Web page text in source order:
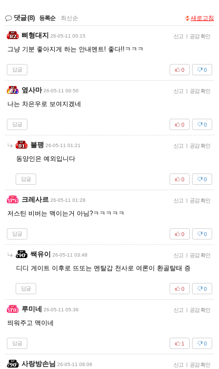
댓글(8) 등록순 최신순 새로고침
삐형대지 26-05-11 00:15 신고 | 공감 확인
그냥 기분 좋아지게 하는 안내멘트! 좋다!!ㅋㅋㅋ
답글 0
0
옆사마 26-05-11 00:50 신고 | 공감 확인
나는 차은우로 보여지겠네
답글 0
0
블팽 26-05-11 01:21 신고 | 공감 확인
동양인은 예외입니다
답글 0
0
크레사르 26-05-11 01:28 신고 | 공감 확인
저스틴 비버는 맥이는거 아님?ㅋㅋㅋㅋㅋ
답글 0
0
쌕유이 26-05-11 03:48 신고 | 공감 확인
디디 게이트 이후로 뜨또는 멘탈갑 천사로 여론이 환골탈태 증
답글 0
0
루미네 26-05-11 05:36 신고 | 공감 확인
띄워주고 맥이네
답글 0
1
사랑방손님 26-05-11 08:06 신고 | 공감 확인